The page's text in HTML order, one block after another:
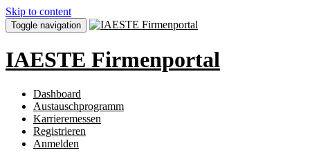
Skip to content
Toggle navigation
IAESTE Firmenportal
Dashboard
Austauschprogramm
Karrieremessen
Registrieren
Anmelden